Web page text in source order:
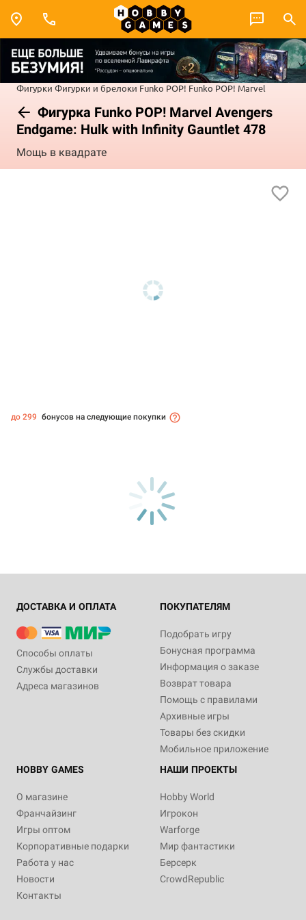
Фигурки Фигурки и брелоки Funko POP! Funko POP! Marvel
Фигурка Funko POP! Marvel Avengers
Endgame: Hulk with Infinity Gauntlet 478
Мощь в квадрате
до 299 бонусов на следующие покупки
ДОСТАВКА И ОПЛАТА
Способы оплаты
Службы доставки
Адреса магазинов
ПОКУПАТЕЛЯМ
Подобрать игру
Бонусная программа
Информация о заказе
Возврат товара
Помощь с правилами
Архивные игры
Товары без скидки
Мобильное приложение
HOBBY GAMES
О магазине
Франчайзинг
Игры оптом
Корпоративные подарки
Работа у нас
Новости
Контакты
НАШИ ПРОЕКТЫ
Hobby World
Игрокон
Warforge
Мир фантастики
Берсерк
CrowdRepublic